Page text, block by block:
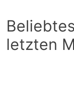
letzten